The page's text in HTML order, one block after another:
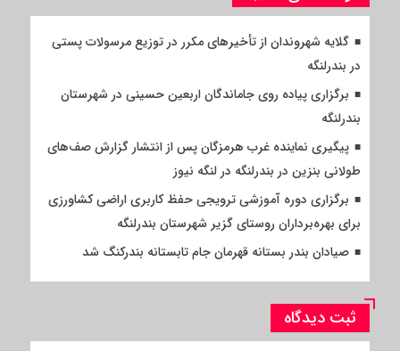
گلایه شهروندان از تأخیرهای مکرر در توزیع مرسولات پستی
در بندرلنگه
برگزاری پیاده روی جاماندگان اربعین حسینی در شهرستان
بندرلنگه
پیگیری نماینده غرب هرمزگان پس از انتشار گزارش صف‌های
طولانی بنزین در بندرلنگه در لنگه نیوز
برگزاری دوره آموزشی ترویجی حفظ کاربری اراضی کشاورزی
برای بهره‌برداران روستای گزیر شهرستان بندرلنگه
صیادان بندر بستانه قهرمان جام تابستانه بندرکنگ شد
ثبت دیدگاه